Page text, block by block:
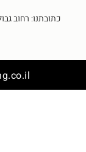
כתובתנו: רחוב גבולות 1 תל אביב; טלפון לוואטסאפ: